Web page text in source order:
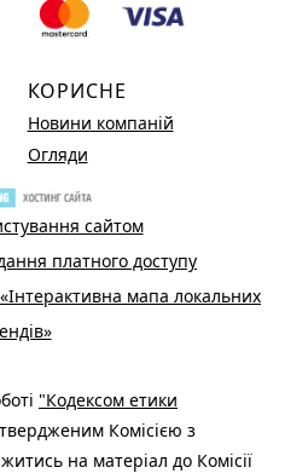
КОРИСНЕ
Новини компаній
Огляди
сайтом
платного доступу
мапа локальних
"Кодексом етики
Комісією з
на матеріал до Комісії